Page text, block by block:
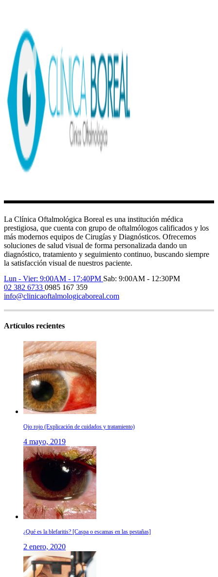
La Clínica Oftalmológica Boreal es una institución médica
prestigiosa, que cuenta con grupo de oftalmólogos calificados y los
más modernos equipos de Cirugías y Diagnósticos. Ofrecemos
soluciones de salud visual de forma personalizada dando un
diagnóstico, tratamiento y seguimiento continuo, buscando siempre
la satisfacción visual de nuestros paciente.
Lun - Vier: 9:00AM - 17:40PM Sab: 9:00AM - 12:30PM
02 382 6733 0985 167 359
info@clinicaoftalmologicaboreal.com
Artículos recientes
Ojo rojo (Explicación de cuidados y tratamiento)
4 mayo, 2019
¿Qué es la blefaritis? [Caspa o escamas en las pestañas]
2 enero, 2020